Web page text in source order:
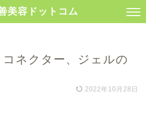
美容ドットコム
ネクター、ジェルの
2022年10月28日